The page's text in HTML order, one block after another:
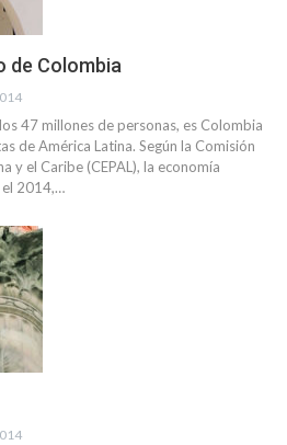
de Colombia
47 millones de personas, es Colombia
de América Latina. Según la Comisión
y el Caribe (CEPAL), la economía
el 2014,…